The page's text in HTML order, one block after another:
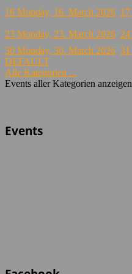
16 Monday, 16. March 2026 17
23 Monday, 23. March 2026 24
30 Monday, 30. March 2026 31
DEFAULT
Alle Kategorien ...
Events aller Kategorien anzeigen
Events